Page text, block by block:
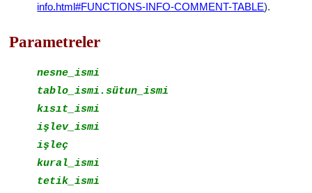
info.html#FUNCTIONS-INFO-COMMENT-TABLE).
Parametreler
nesne_ismi
tablo_ismi.sütun_ismi
kısıt_ismi
işlev_ismi
işleç
kural_ismi
tetik_ismi